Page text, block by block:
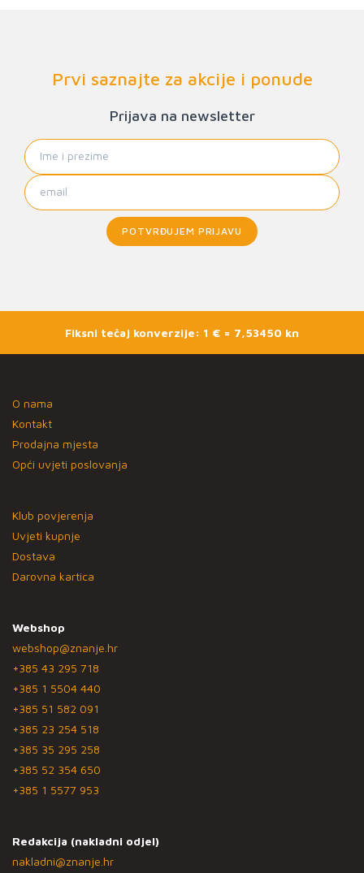
Prvi saznajte za akcije i ponude
Prijava na newsletter
POTVRĐUJEM PRIJAVU
Fiksni tečaj konverzije: 1 € = 7,53450 kn
O nama
Kontakt
Prodajna mjesta
Opći uvjeti poslovanja
Klub povjerenja
Uvjeti kupnje
Dostava
Darovna kartica
Webshop
webshop@znanje.hr
+385 43 295 718
+385 1 5504 440
+385 51 582 091
+385 23 254 518
+385 35 295 258
+385 52 354 650
+385 1 5577 953
Redakcija (nakladni odjel)
nakladni@znanje.hr